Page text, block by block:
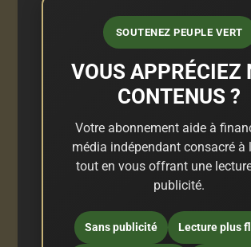
SOUTENEZ PEUPLE VERT
VOUS APPRÉCIEZ
CONTENUS ?
Votre abonnement aide à
média indépendant consacré à
tout en vous offrant une
publicité.
Sans publicité Lecture plus